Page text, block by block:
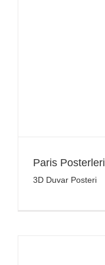
Paris Posterleri
3D Duvar Posteri